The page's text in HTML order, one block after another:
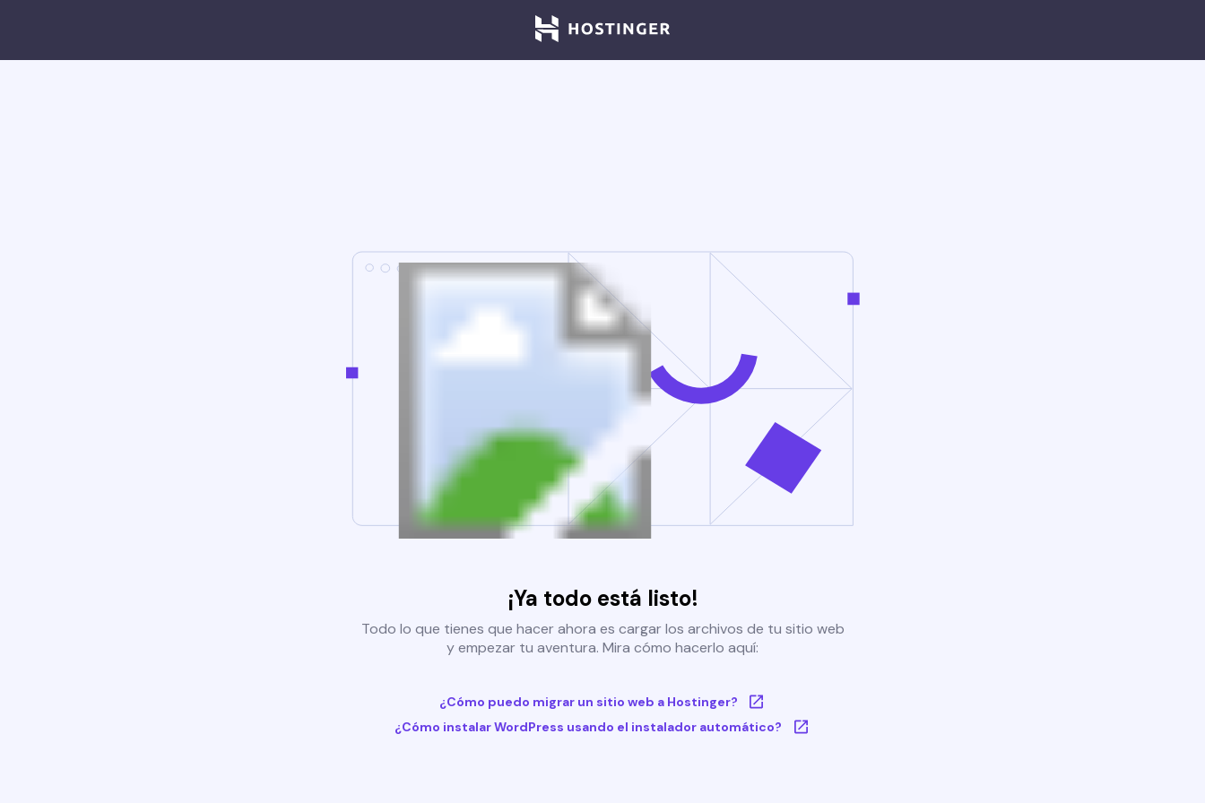
¡Ya todo está listo!
Todo lo que tienes que hacer ahora es cargar los archivos de tu sitio web
y empezar tu aventura. Mira cómo hacerlo aquí:
¿Cómo puedo migrar un sitio web a Hostinger?
¿Cómo instalar WordPress usando el instalador automático?